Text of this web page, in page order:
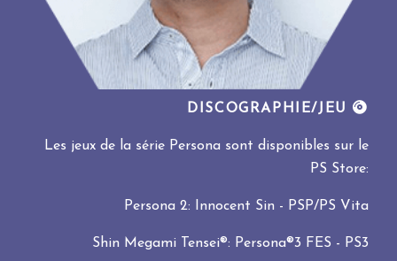
DISCOGRAPHIE/JEU
Les jeux de la série Persona sont disponibles sur le
PS Store:
Persona 2: Innocent Sin - PSP/PS Vita
Shin Megami Tensei®: Persona®3 FES - PS3